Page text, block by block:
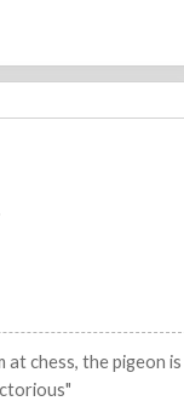
chess, the pigeon is